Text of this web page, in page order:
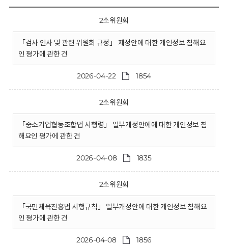
2소위원회
「검사 인사 및 관련 위원회 규정」 제정안에 대한 개인정보 침해요
인 평가에 관한 건
2026-04-22 1854
2소위원회
「중소기업협동조합법 시행령」 일부개정안에에 대한 개인정보 침
해요인 평가에 관한 건
2026-04-08 1835
2소위원회
「국민체육진흥법 시행규칙」 일부개정안에 대한 개인정보 침해요
인 평가에 관한 건
2026-04-08 1856